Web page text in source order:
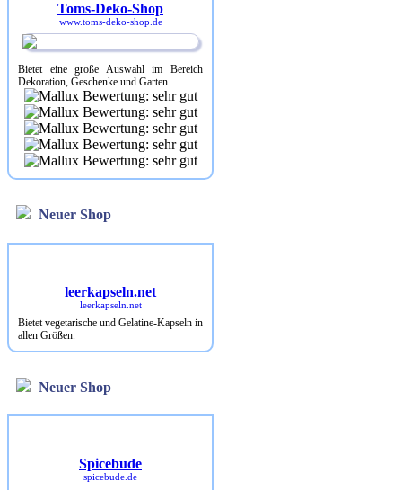
Toms-Deko-Shop
www.toms-deko-shop.de
Bietet eine große Auswahl im Bereich
Dekoration, Geschenke und Garten
Neuer Shop
leerkapseln.net
Bietet vegetarische und Gelatine-Kapseln in
allen Größen.
Bietet erstklassige Gewürze &
Gewürzmischungen